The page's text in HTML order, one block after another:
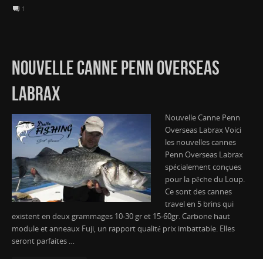
1
NOUVELLE CANNE PENN OVERSEAS
LABRAX
Nouvelle Canne Penn
Overseas Labrax Voici
les nouvelles cannes
Penn Overseas Labrax
spécialement conçues
pour la pêche du Loup.
Ce sont des cannes
travel en 5 brins qui
existent en deux grammages 10-30 gr et 15-60gr. Carbone haut
module et anneaux Fuji, un rapport qualité prix imbattable. Elles
seront parfaites …